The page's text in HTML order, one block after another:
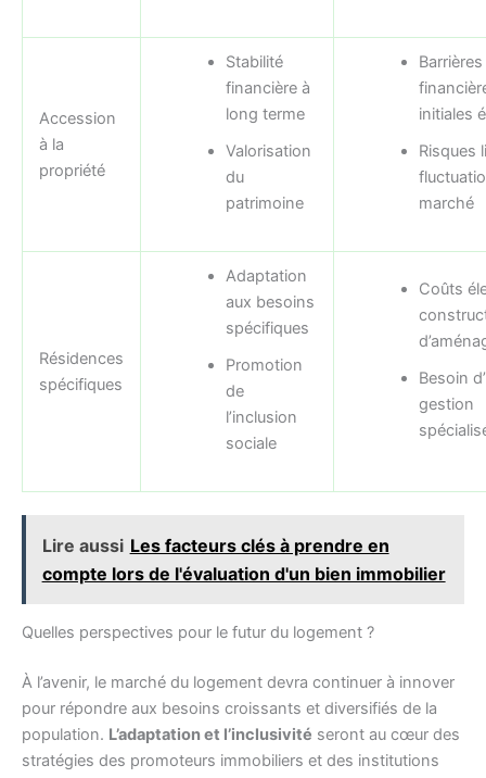
Accession
à la
propriété
Stabilité
financière à
long terme
Valorisation
du
patrimoine
Barrières
initiales
Risques
marché
Résidences
spécifiques
Adaptation
aux besoins
spécifiques
Promotion
de
l’inclusion
sociale
Coûts
Besoin
gestion
Lire aussi Les facteurs clés à prendre en
compte lors de l'évaluation d'un bien immobilier
Quelles perspectives pour le futur du logement ?
À l’avenir, le marché du logement devra continuer à innover
pour répondre aux besoins croissants et diversifiés de la
population. L’adaptation et l’inclusivité seront au cœur des
stratégies des promoteurs immobiliers et des institutions